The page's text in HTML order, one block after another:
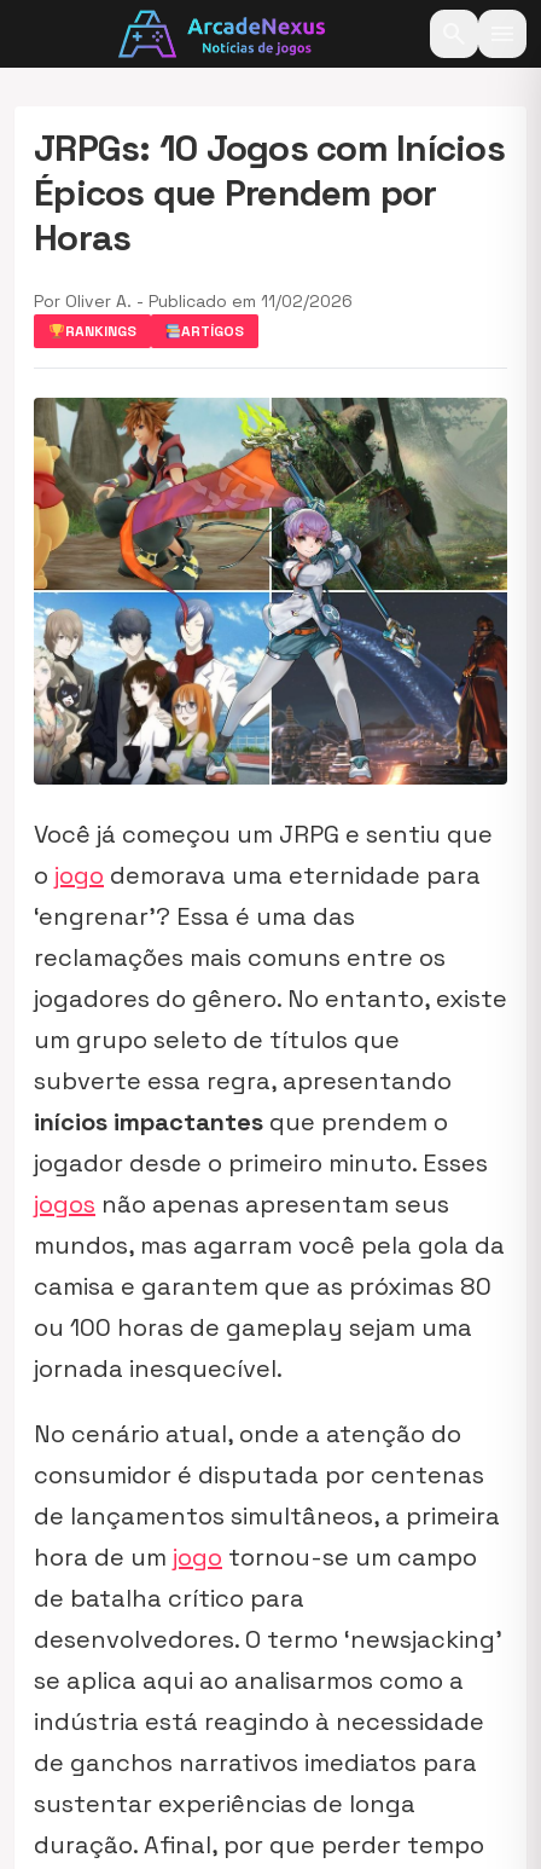
JRPGs: 10 Jogos com Inícios
Épicos que Prendem por
Horas
Por Oliver A. - Publicado em 11/02/2026
RANKINGS ARTÍGOS
Você já começou um JRPG e sentiu que
o jogo demorava uma eternidade para
‘engrenar’? Essa é uma das
reclamações mais comuns entre os
jogadores do gênero. No entanto, existe
um grupo seleto de títulos que
subverte essa regra, apresentando
inícios impactantes que prendem o
jogador desde o primeiro minuto. Esses
jogos não apenas apresentam seus
mundos, mas agarram você pela gola da
camisa e garantem que as próximas 80
ou 100 horas de gameplay sejam uma
jornada inesquecível.
No cenário atual, onde a atenção do
consumidor é disputada por centenas
de lançamentos simultâneos, a primeira
hora de um jogo tornou-se um campo
de batalha crítico para
desenvolvedores. O termo ‘newsjacking’
se aplica aqui ao analisarmos como a
indústria está reagindo à necessidade
de ganchos narrativos imediatos para
sustentar experiências de longa
duração. Afinal, por que perder tempo